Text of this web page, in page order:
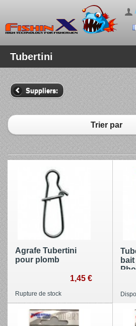
Tubertini
Suppliers:
Trier par
Agrafe Tubertini
pour plomb
1,45 €
Rupture de stock